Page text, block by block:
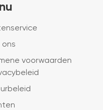
ons
voorwaarden